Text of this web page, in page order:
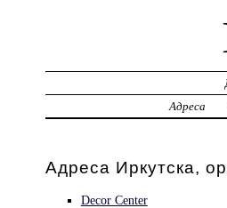
Адреса
Адреса Иркутска,
Decor Center